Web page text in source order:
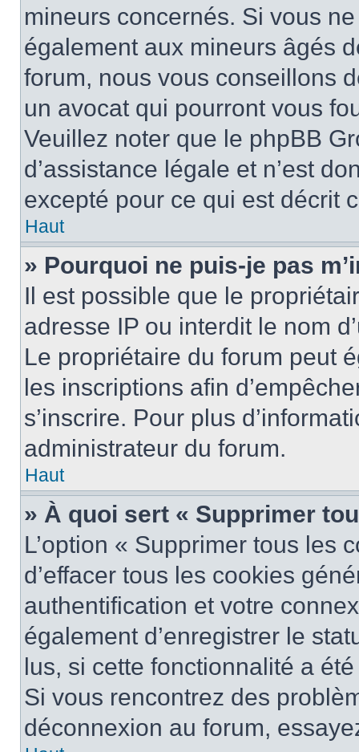
mineurs concernés. Si vous
également aux mineurs âgés
forum, nous vous conseillons
un avocat qui pourront vous
Veuillez noter que le phpBB
d’assistance légale et n’est
excepté pour ce qui est décrit
Haut
» Pourquoi ne puis-je pas
Il est possible que le
adresse IP ou interdit le nom
Le propriétaire du forum peut
les inscriptions afin
s’inscrire. Pour plus
administrateur du forum.
Haut
» À quoi sert « Supprimer
L’option « Supprimer tous les
d’effacer tous les cookies
authentification et votre
également d’enregistrer le
lus, si cette fonctionnalité a
Si vous rencontrez des
déconnexion au forum,